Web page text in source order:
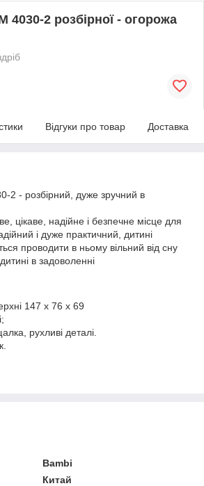
4030-2 розбірної - огорожа
Відгуки про товар Доставка
2 - розбірний, дуже зручний в
цікаве, надійне і безпечне місце для
і дуже практичний, дитині
проводити в ньому вільний від сну
в задоволенні
147 х 76 х 69
рухливі деталі.
Bambi
Китай